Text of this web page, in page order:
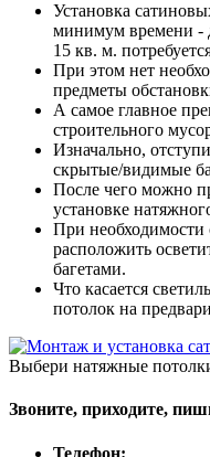
Установка
минимум времени -
15 кв. м.
При этом нет
предметы
А самое главное
строительного
Изначально,
скрытые/видимые
После чего можно
установке
При
расположить
багетами.
Что касается
потолок на
Выбери натяжные
Звоните, приходите,
Телефон: